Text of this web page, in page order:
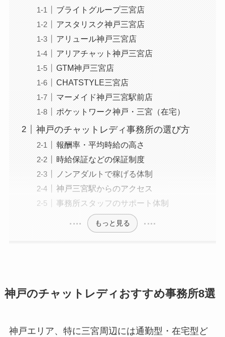
ブライトグループ三宮店
アスタリスク神戸三宮店
アリュール神戸三宮店
アリアチャット神戸三宮店
GTM神戸三宮店
CHATSTYLE三宮店
マーメイド神戸三宮駅前店
ポケットワーク神戸・三宮（在宅）
神戸のチャットレディ事務所の選び方
報酬率・平均時給の高さ
時給保証などの保証制度
ノンアダルトで稼げる体制
神戸三宮駅からのアクセス
事務所スタッフのサポート体制
もっと見る
神戸のチャットレディおすすめ事務所8選
神戸エリア、特に三宮周辺には通勤型・在宅型ど